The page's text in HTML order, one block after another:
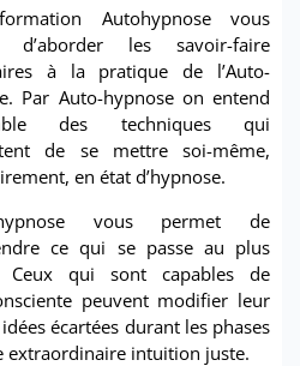
Autohypnose vous
d’aborder les savoir-faire
à la pratique de l’Auto-
Par Auto-hypnose on entend
des techniques qui
de se mettre soi-même,
en état d’hypnose.
hypnose vous permet de
ce qui se passe au plus
Ceux qui sont capables de
peuvent modifier leur
écartées durant les phases
extraordinaire intuition juste.